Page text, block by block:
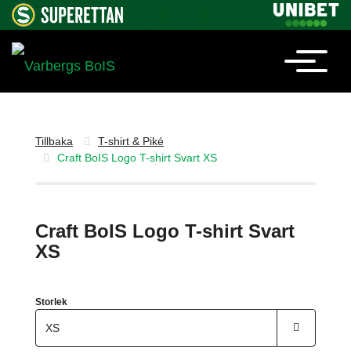
Tillbaka
T-shirt & Piké
Craft BoIS Logo T-shirt Svart XS
Craft BoIS Logo T-shirt Svart
XS
Storlek
XS